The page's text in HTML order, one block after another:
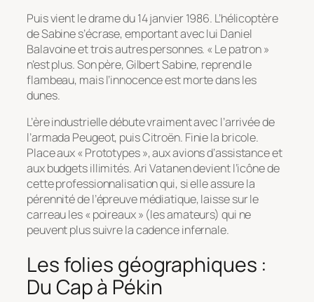
Puis vient le drame du 14 janvier 1986. L’hélicoptère
de Sabine s’écrase, emportant avec lui Daniel
Balavoine et trois autres personnes. « Le patron »
n’est plus. Son père, Gilbert Sabine, reprend le
flambeau, mais l’innocence est morte dans les
dunes.
L’ère industrielle débute vraiment avec l’arrivée de
l’armada Peugeot, puis Citroën. Finie la bricole.
Place aux « Prototypes », aux avions d’assistance et
aux budgets illimités. Ari Vatanen devient l’icône de
cette professionnalisation qui, si elle assure la
pérennité de l’épreuve médiatique, laisse sur le
carreau les « poireaux » (les amateurs) qui ne
peuvent plus suivre la cadence infernale.
Les folies géographiques :
Du Cap à Pékin